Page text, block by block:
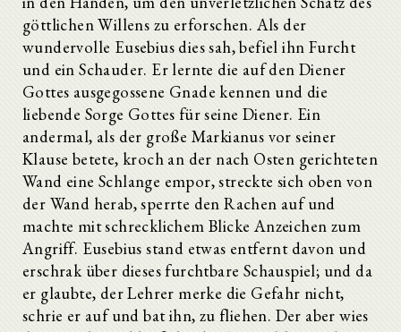
göttlichen Willens zu erforschen. Als der
wundervolle Eusebius dies sah, befiel ihn Furcht
und ein Schauder. Er lernte die auf den Diener
Gottes ausgegossene Gnade kennen und die
liebende Sorge Gottes für seine Diener. Ein
andermal, als der große Markianus vor seiner
Klause betete, kroch an der nach Osten gerichteten
Wand eine Schlange empor, streckte sich oben von
der Wand herab, sperrte den Rachen auf und
machte mit schrecklichem Blicke Anzeichen zum
Angriff. Eusebius stand etwas entfernt davon und
erschrak über dieses furchtbare Schauspiel; und da
er glaubte, der Lehrer merke die Gefahr nicht,
schrie er auf und bat ihn, zu fliehen. Der aber wies